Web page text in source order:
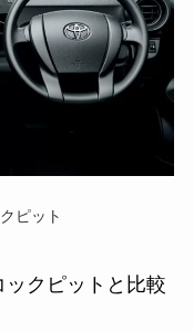
ピット
クピットと比較